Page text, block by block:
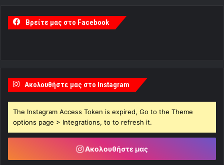
Βρείτε μας στο Facebook
Ακολουθήστε μας στο Instagram
The Instagram Access Token is expired, Go to the Theme
options page > Integrations, to to refresh it.
Ακολουθήστε μας